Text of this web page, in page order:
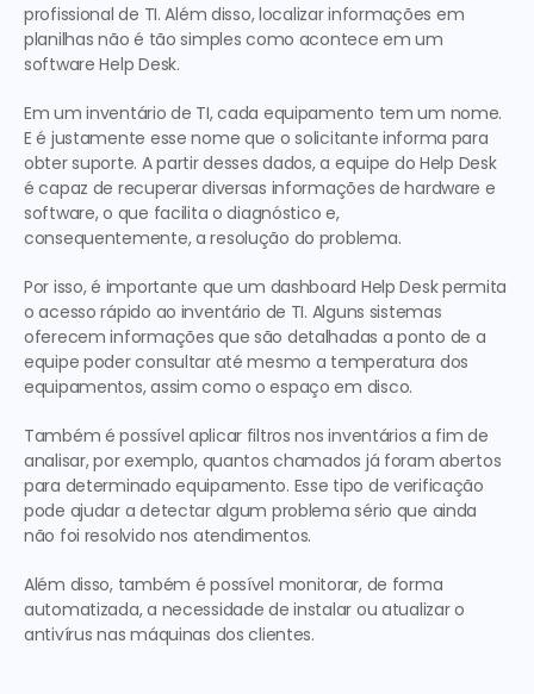
profissional de TI. Além disso, localizar informações em
planilhas não é tão simples como acontece em um
software Help Desk.
Em um inventário de TI, cada equipamento tem um nome.
E é justamente esse nome que o solicitante informa para
obter suporte. A partir desses dados, a equipe do Help Desk
é capaz de recuperar diversas informações de hardware e
software, o que facilita o diagnóstico e,
consequentemente, a resolução do problema.
Por isso, é importante que um dashboard Help Desk permita
o acesso rápido ao inventário de TI. Alguns sistemas
oferecem informações que são detalhadas a ponto de a
equipe poder consultar até mesmo a temperatura dos
equipamentos, assim como o espaço em disco.
Também é possível aplicar filtros nos inventários a fim de
analisar, por exemplo, quantos chamados já foram abertos
para determinado equipamento. Esse tipo de verificação
pode ajudar a detectar algum problema sério que ainda
não foi resolvido nos atendimentos.
Além disso, também é possível monitorar, de forma
automatizada, a necessidade de instalar ou atualizar o
antivírus nas máquinas dos clientes.